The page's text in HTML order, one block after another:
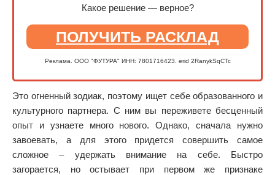
Какое решение — верное?
ПОЛУЧИТЬ РАСКЛАД
Реклама. ООО "ФУТУРА" ИНН: 7801716423. erid 2RanykSqCTc
Это огненный зодиак, поэтому ищет себе образованного и
культурного партнера. С ним вы переживете бесценный
опыт и узнаете много нового. Однако, сначала нужно
завоевать, а для этого придется совершить самое
сложное – удержать внимание на себе. Быстро
загорается, но остывает при первом же признаке